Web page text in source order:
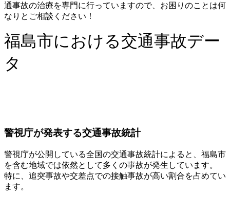
通事故の治療を専門に行っていますので、お困りのことは何
なりとご相談ください！
福島市における交通事故デー
タ
警視庁が発表する交通事故統計
警視庁が公開している全国の交通事故統計によると、福島市
を含む地域では依然として多くの事故が発生しています。
特に、追突事故や交差点での接触事故が高い割合を占めてい
ます。